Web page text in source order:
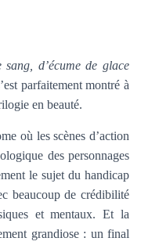
sang, d’écume de glace
parfaitement montré à
en beauté.
où les scènes d’action
des personnages
le sujet du handicap
beaucoup de crédibilité
et mentaux. Et la
grandiose : un final